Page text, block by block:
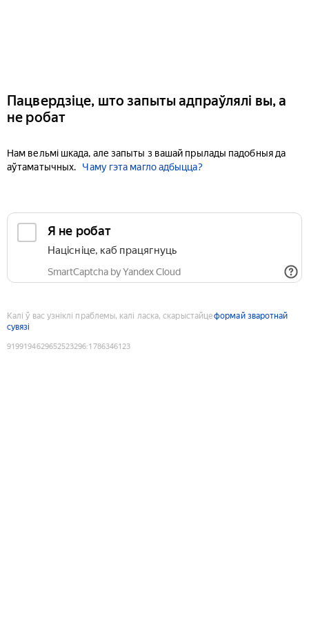
Пацвердзіце, што запыты адпраўлялі вы, а
не робат
Нам вельмі шкада, але запыты з вашай прылады падобныя да
аўтаматычных.
Чаму гэта магло адбыцца?
Я не робат
Націсніце, каб працягнуць
SmartCaptcha by Yandex Cloud
Калі ў вас узніклі праблемы, калі ласка, скарыстайцеформай зваротнай
сувязі
9199194629652523296:1786346123